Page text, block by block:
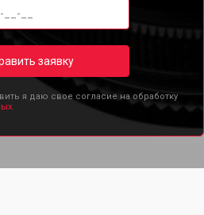
заявку
я даю свое согласие на обработку